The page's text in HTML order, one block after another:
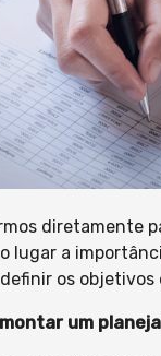
diretamente
lugar a
os
montar um